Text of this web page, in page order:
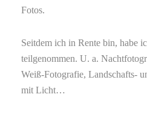
Fotos.
Seitdem ich in Rente bin, habe
teilge­nommen. U. a.
Weiß-Fotografie, Landschafts-
mit Licht…